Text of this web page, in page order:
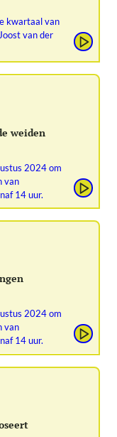
kwartaal van
van der
weiden
2024 om
van
14 uur.
2024 om
van
14 uur.